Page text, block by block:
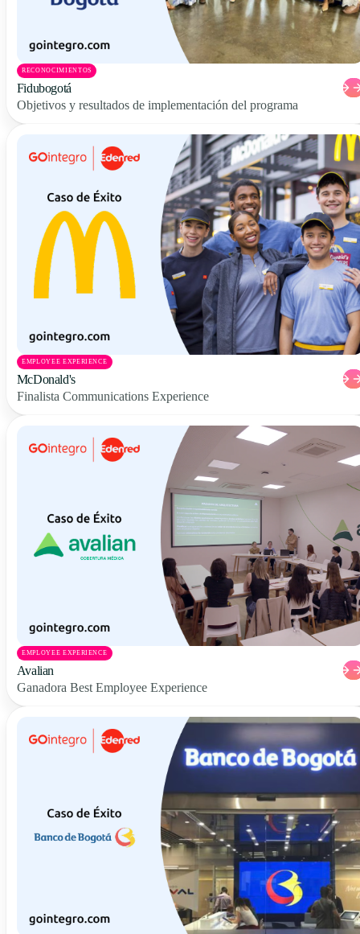
RECONOCIMIENTOS
Fidubogotá
Objetivos y resultados de implementación del programa
EMPLOYEE EXPERIENCE
McDonald's
Finalista Communications Experience
EMPLOYEE EXPERIENCE
Avalian
Ganadora Best Employee Experience